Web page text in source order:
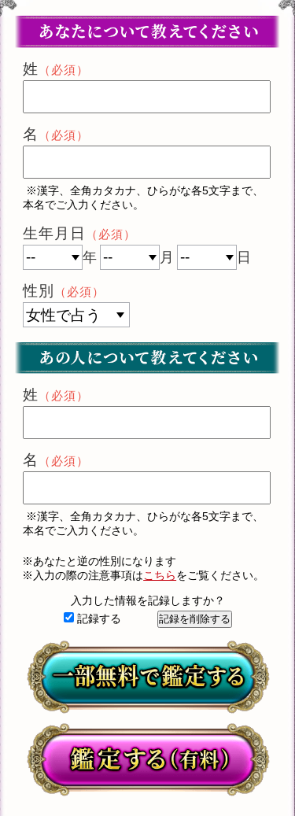
姓 （必須）
名 （必須）
※漢字、全角カタカナ、ひらがな各5文字まで、
本名でご入力ください。
生年月日 （必須）
年 月 日
性別 （必須）
姓 （必須）
名 （必須）
※漢字、全角カタカナ、ひらがな各5文字まで、
本名でご入力ください。
※あなたと逆の性別になります
※入力の際の注意事項はこちらをご覧ください。
入力した情報を記録しますか？
記録する